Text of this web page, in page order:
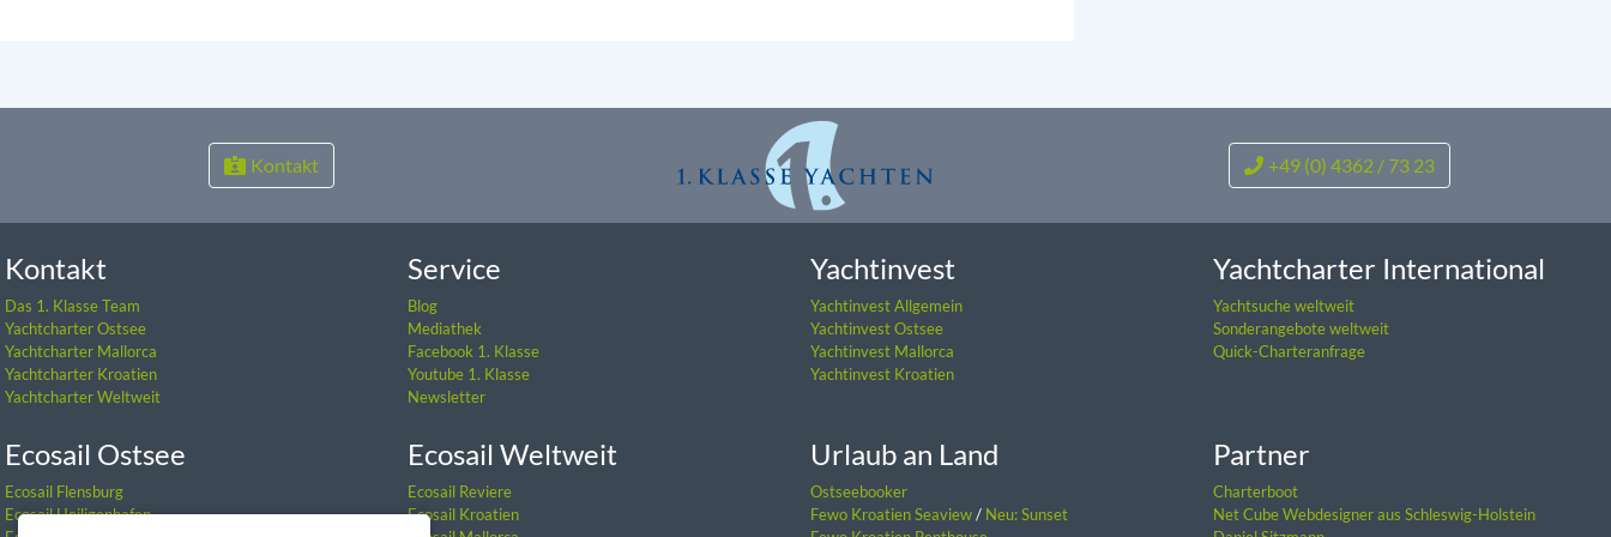
Kontakt +49 (0) 4362 / 73 23
Kontakt
Das 1. Klasse Team
Yachtcharter Ostsee
Yachtcharter Mallorca
Yachtcharter Kroatien
Yachtcharter Weltweit
Service
Blog
Mediathek
Facebook 1. Klasse
Youtube 1. Klasse
Newsletter
Yachtinvest
Yachtinvest Allgemein
Yachtinvest Ostsee
Yachtinvest Mallorca
Yachtinvest Kroatien
Yachtcharter International
Yachtsuche weltweit
Sonderangebote weltweit
Quick-Charteranfrage
Ecosail Ostsee
Ecosail Flensburg
Ecosail Heiligenhafen
Ecosail Weltweit
Ecosail Reviere
Ecosail Kroatien
Urlaub an Land
Ostseebooker
Fewo Kroatien Seaview/ Neu: Sunset
Partner
Charterboot
Net Cube Webdesigner aus Schleswig-Holstein